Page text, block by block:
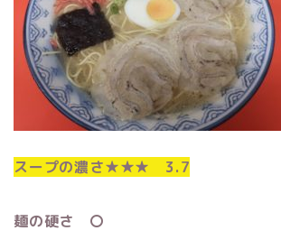
スープの濃さ★★★ 3.7
麺の硬さ 〇